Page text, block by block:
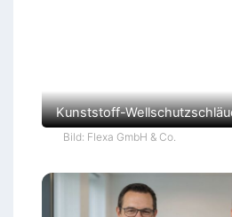
Kunststoff-
Bild: Flexa GmbH & Co.